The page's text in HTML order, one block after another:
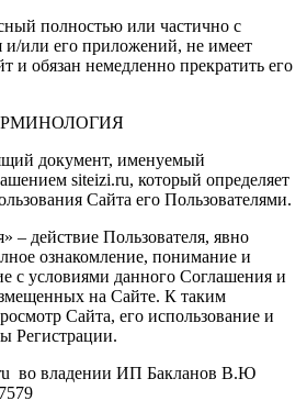
полностью или частично с
или его приложений, не имеет
и обязан немедленно прекратить его
документ, именуемый
siteizi.ru, который определяет
Сайта его Пользователями.
– действие Пользователя, явно
ознакомление, понимание и
с условиями данного Соглашения и
на Сайте. К таким
Сайта, его использование и
Регистрации.
во владении ИП Бакланов В.Ю